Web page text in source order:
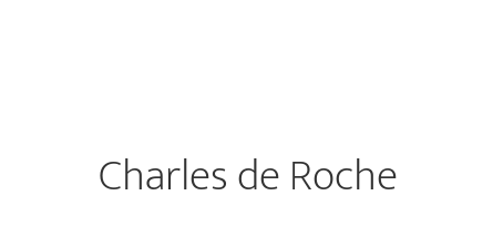
Charles de Roche